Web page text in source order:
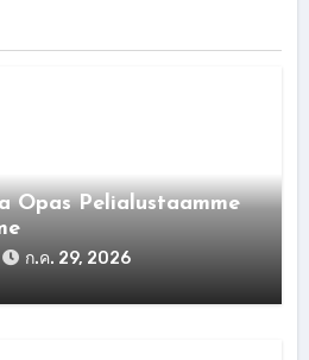
Opas Pelialustaamme
ก.ค. 29, 2026